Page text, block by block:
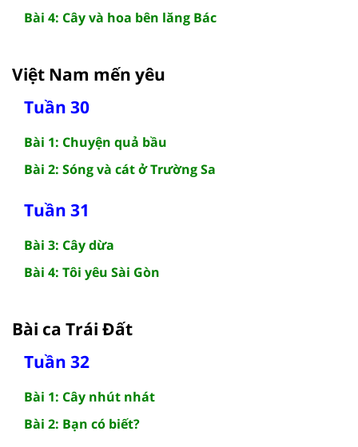
Bài 4: Cây và hoa bên lăng Bác
Việt Nam mến yêu
Tuần 30
Bài 1: Chuyện quả bầu
Bài 2: Sóng và cát ở Trường Sa
Tuần 31
Bài 3: Cây dừa
Bài 4: Tôi yêu Sài Gòn
Bài ca Trái Đất
Tuần 32
Bài 1: Cây nhút nhát
Bài 2: Bạn có biết?